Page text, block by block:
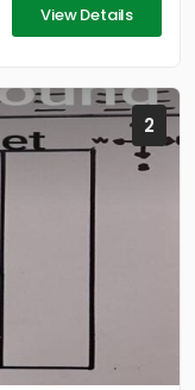
View Details
2